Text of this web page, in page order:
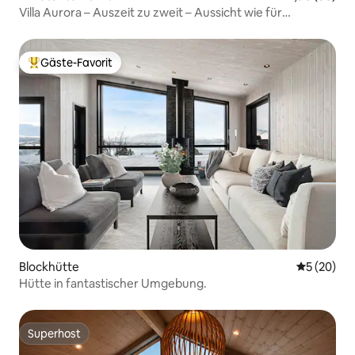
Villa Aurora – Auszeit zu zweit – Aussicht wie für
Beliebter Gäste-Favorit.
Gäste-Favorit
Blockhütte
5 (20)
Hütte in fantastischer Umgebung.
Superhost
Superhost